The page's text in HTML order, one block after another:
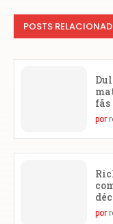
POSTS
fãs
por
por